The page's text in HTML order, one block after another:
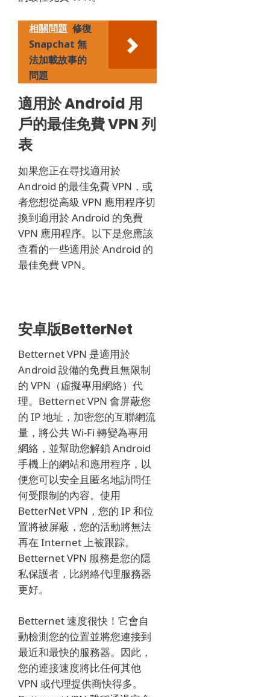
相關問題 修復
Snapchat 無
法加載故事的
問題
適用於 Android 用
戶的最佳免費 VPN 列
表
如果您正在尋找適用於
Android 的最佳免費 VPN，或
者您想從高級 VPN 應用程序切
換到適用於 Android 的免費
VPN 應用程序。 以下是您應該
查看的一些適用於 Android 的
最佳免費 VPN。
安卓版BetterNet
Betternet VPN 是適用於
Android 設備的免費且無限制
的 VPN（虛擬專用網絡）代
理。 Betternet VPN 會屏蔽您
的 IP 地址，加密您的互聯網流
量，將公共 Wi-Fi 轉變為專用
網絡，並幫助您解鎖 Android
手機上的網站和應用程序，以
便您可以安全且匿名地訪問任
何受限制的內容。 使用
BetterNet VPN，您的 IP 和位
置將被屏蔽，您的活動將無法
再在 Internet 上被跟踪。
Betternet VPN 服務是您的隱
私保護者，比網絡代理服務器
更好。
Betternet 速度很快！ 它會自
動檢測您的位置並將您連接到
最近和最快的服務器。 因此，
您的連接速度將比任何其他
VPN 或代理提供商快得多。